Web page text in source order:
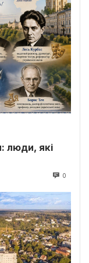
люди, які
0